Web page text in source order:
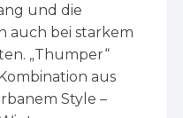
und die
auch bei starkem
„Thumper“
aus
Style –